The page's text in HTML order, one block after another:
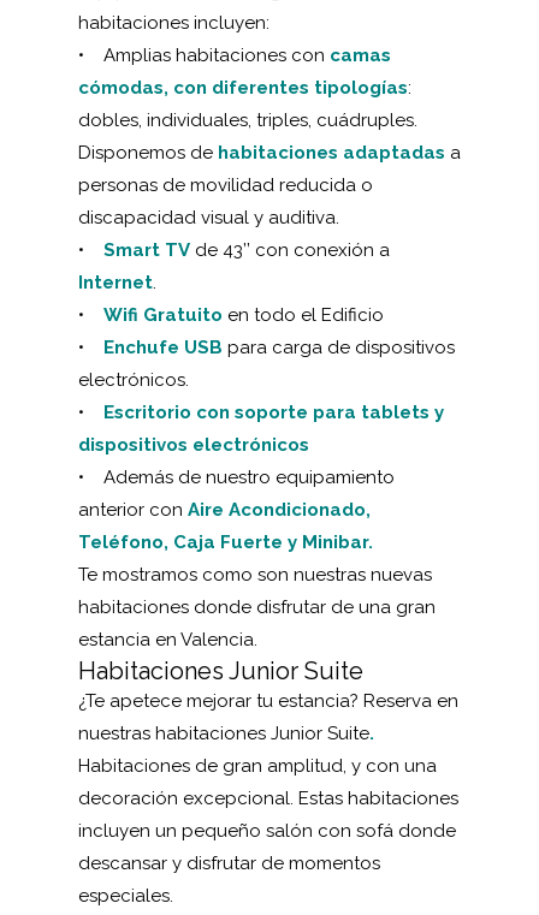
habitaciones incluyen:
• Amplias habitaciones con camas
cómodas, con diferentes tipologías:
dobles, individuales, triples, cuádruples.
Disponemos de habitaciones adaptadas a
personas de movilidad reducida o
discapacidad visual y auditiva.
• Smart TV de 43’’ con conexión a
Internet.
• Wifi Gratuito en todo el Edificio
• Enchufe USB para carga de dispositivos
electrónicos.
•
Escritorio con soporte para tablets y
dispositivos electrónicos
• Además de nuestro equipamiento
anterior con Aire Acondicionado,
Teléfono, Caja Fuerte y Minibar.
Te mostramos como son nuestras nuevas
habitaciones donde disfrutar de una gran
estancia en Valencia.
Habitaciones Junior Suite
¿Te apetece mejorar tu estancia? Reserva en
nuestras habitaciones Junior Suite.
Habitaciones de gran amplitud, y con una
decoración excepcional. Estas habitaciones
incluyen un pequeño salón con sofá donde
descansar y disfrutar de momentos
especiales.